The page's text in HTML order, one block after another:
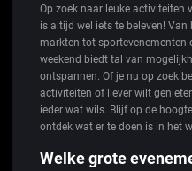
Op zoek naar leuke activiteiten
is altijd wel iets te beleven!
markten tot sportevenementen
weekend biedt tal van
ontspannen. Of je nu op zoek
activiteiten of liever wilt
ieder wat wils. Blijf op de
ontdek wat er te doen is in het
Welke grote